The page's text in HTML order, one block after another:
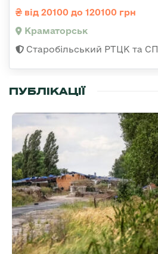
від 20100 до 120100 грн
Краматорськ
Старобільський РТЦК та СП
ПУБЛІКАЦІЇ